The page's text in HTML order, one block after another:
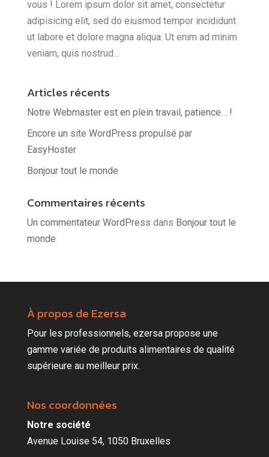
vous ! Lorem ipsum dolor sit amet, consectetur
adipisicing elit, sed do eiusmod tempor incididunt
ut labore et dolore magna aliqua. Ut enim ad minim
veniam, quis nostrud...
Articles récents
Notre Webmaster est en plein travail, patience… !
Encore un site WordPress propulsé par
EasyHoster
Bonjour tout le monde
Commentaires récents
Un commentateur WordPress dans Bonjour tout le
monde
À propos de Ezersa
Pour les professionnels, ezersa propose une
gamme variée de produits alimentaires de qualité
supérieure au meilleur prix.
Nos coordonnées
Notre société
Avenue Louise 54, 1050 Bruxelles